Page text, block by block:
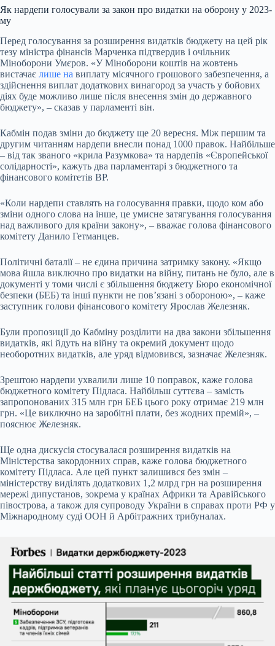
Як нардепи голосували за закон про видатки на оборону у 2023-
му
Перед голосування за розширення видатків бюджету на цей рік
тезу міністра фінансів Марченка підтвердив і очільник
Міноборони Умєров. «У Міноборони коштів на жовтень
вистачає лише на виплату місячного грошового забезпечення, а
здійснення виплат додаткових винагород за участь у бойових
діях буде можливо лише після внесення змін до державного
бюджету», – сказав у парламенті він.
Кабмін подав зміни до бюджету ще 20 вересня. Між першим та
другим читанням нардепи внесли понад 1000 правок. Найбільше
– від так званого «крила Разумкова» та нардепів «Європейської
солідарності», кажуть два парламентарі з бюджетного та
фінансового комітетів ВР.
«Коли нардепи ставлять на голосування правки, щодо ком або
зміни одного слова на інше, це умисне затягування голосування
над важливого для країни закону», – вважає голова фінансового
комітету Данило Гетманцев.
Політичні баталії – не єдина причина затримку закону. «Якщо
мова йшла виключно про видатки на війну, питань не було, але в
документі у томи числі є збільшення бюджету Бюро економічної
безпеки (БЕБ) та інші пункти не повʼязані з обороною», – каже
заступник голови фінансового комітету Ярослав Железняк.
Були пропозиції до Кабміну розділити на два закони збільшення
видатків, які йдуть на війну та окремий документ щодо
необоротних видатків, але уряд відмовився, зазначає Железняк.
Зрештою нардепи ухвалили лише 10 поправок, каже голова
бюджетного комітету Підласа. Найбільш суттєва – замість
запропонованих 315 млн грн БЕБ цього року отримає 219 млн
грн. «Це виключно на заробітні плати, без жодних премій», –
пояснює Железняк.
Ще одна дискусія стосувалася розширення видатків на
Міністерства закордонних справ, каже голова бюджетного
комітету Підласа. Але цей пункт залишився без змін –
міністерству виділять додаткових 1,2 млрд грн на розширення
мережі дипустанов, зокрема у країнах Африки та Аравійського
півострова, а також для супроводу України в справах проти РФ у
Міжнародному суді ООН й Арбітражних трибуналах.